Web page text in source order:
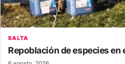
SALTA
Repoblación de especies en